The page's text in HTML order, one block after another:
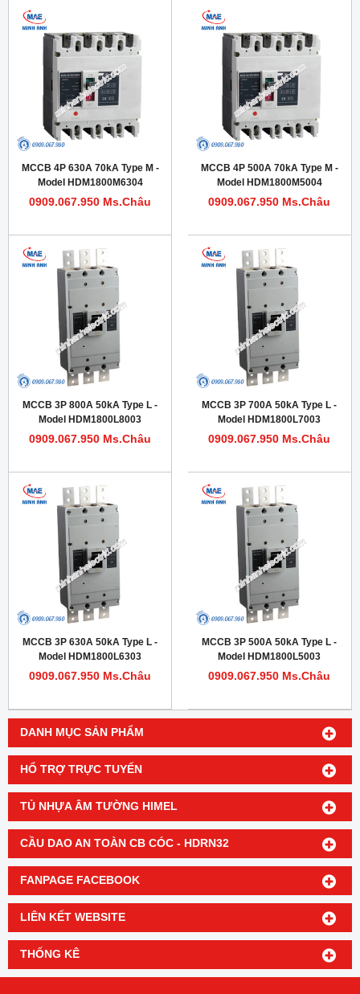
DANH MỤC SẢN PHẨM
HỔ TRỢ TRỰC TUYẾN
TỦ NHỰA ÂM TƯỜNG HIMEL
CẦU DAO AN TOÀN CB CÓC - HDRN32
FANPAGE FACEBOOK
LIÊN KẾT WEBSITE
THỐNG KÊ
MCCB 4P 630A 70kA Type M -
Model HDM1800M6304
0909.067.950 Ms.Châu
MCCB 4P 500A 70kA Type M -
Model HDM1800M5004
0909.067.950 Ms.Châu
MCCB 3P 800A 50kA Type L -
Model HDM1800L8003
0909.067.950 Ms.Châu
MCCB 3P 700A 50kA Type L -
Model HDM1800L7003
0909.067.950 Ms.Châu
MCCB 3P 630A 50kA Type L -
Model HDM1800L6303
0909.067.950 Ms.Châu
MCCB 3P 500A 50kA Type L -
Model HDM1800L5003
0909.067.950 Ms.Châu